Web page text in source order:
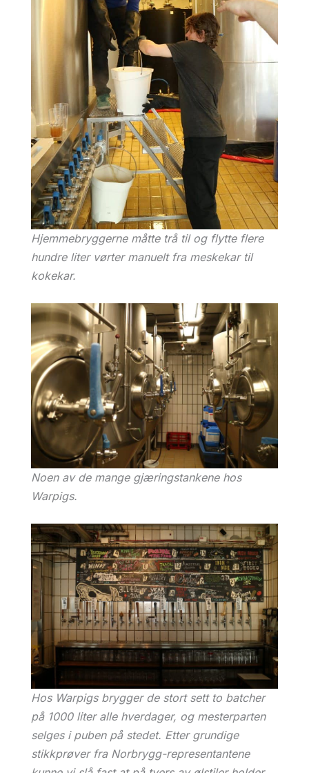
Hjemmebryggerne måtte trå til og flytte flere
hundre liter vørter manuelt fra meskekar til
kokekar.
Noen av de mange gjæringstankene hos
Warpigs.
Hos Warpigs brygger de stort sett to batcher
på 1000 liter alle hverdager, og mesterparten
selges i puben på stedet. Etter grundige
stikkprøver fra Norbrygg-representantene